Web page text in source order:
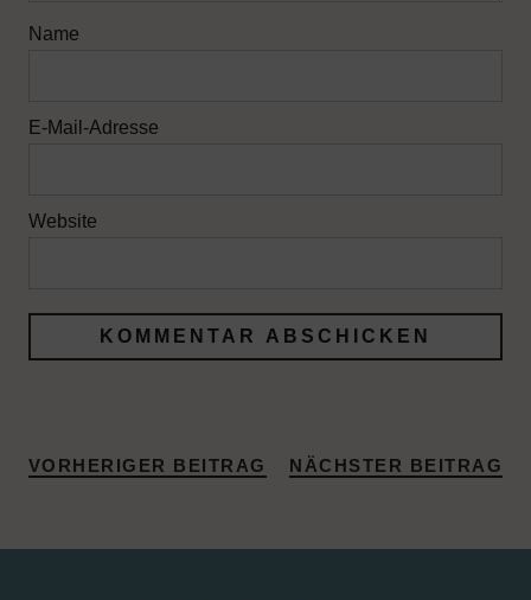
Name
E-Mail-Adresse
Website
VORHERIGER BEITRAG NÄCHSTER BEITRAG